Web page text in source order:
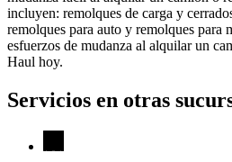
incluyen: remolques de carga y
remolques para auto y remolques para
esfuerzos de mudanza al alquilar un
Haul hoy.
Servicios en otras